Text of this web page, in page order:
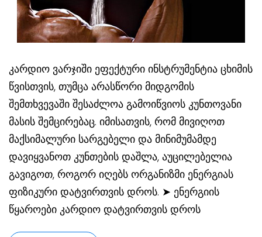
კარდიო ვარჯიში ეფექტური ინსტრუმენტია ცხიმის
წვისთვის, თუმცა არასწორი მიდგომის
შემთხვევაში შესაძლოა გამოიწვიოს კუნთოვანი
მასის შემცირებაც. იმისათვის, რომ მივიღოთ
მაქსიმალური სარგებელი და მინიმუმამდე
დავიყვანოთ კუნთების დაშლა, აუცილებელია
გავიგოთ, როგორ იღებს ორგანიზმი ენერგიას
ფიზიკური დატვირთვის დროს. ➤ ენერგიის
წყაროები კარდიო დატვირთვის დროს